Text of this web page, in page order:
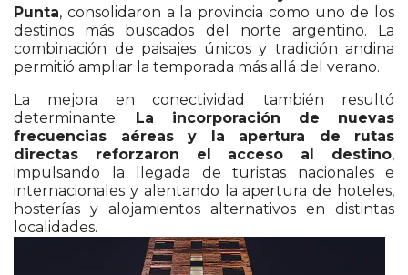
Punta, consolidaron a la provincia como uno de los
destinos más buscados del norte argentino. La
combinación de paisajes únicos y tradición andina
permitió ampliar la temporada más allá del verano.
La mejora en conectividad también resultó
determinante. La incorporación de nuevas
frecuencias aéreas y la apertura de rutas
directas reforzaron el acceso al destino,
impulsando la llegada de turistas nacionales e
internacionales y alentando la apertura de hoteles,
hosterías y alojamientos alternativos en distintas
localidades.